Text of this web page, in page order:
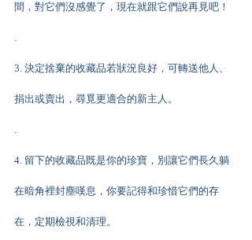
間，對它們沒感覺了，現在就跟它們說再見吧！
.
3. 決定捨棄的收藏品若狀況良好，可轉送他人、
捐出或賣出，尋覓更適合的新主人。
.
4. 留下的收藏品既是你的珍寶，別讓它們長久躺
在暗角裡封塵嘆息，你要記得和珍惜它們的存
在，定期檢視和清理。